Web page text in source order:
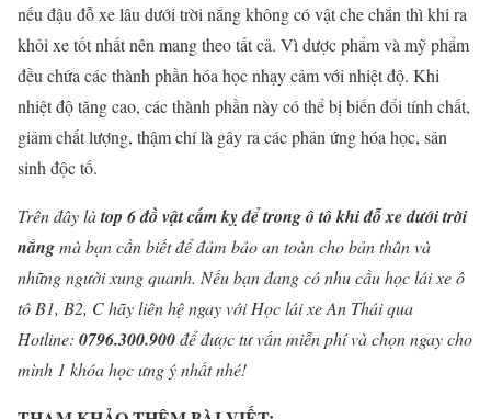
nếu đậu đỗ xe lâu dưới trời nắng không có vật che chắn thì khi ra
khỏi xe tốt nhất nên mang theo tất cả. Vì dược phẩm và mỹ phẩm
đều chứa các thành phần hóa học nhạy cảm với nhiệt độ. Khi
nhiệt độ tăng cao, các thành phần này có thể bị biến đổi tính chất,
giảm chất lượng, thậm chí là gây ra các phản ứng hóa học, sản
sinh độc tố.
Trên đây làtop 6 đồ vật cấm kỵ để trong ô tô khi đỗ xe dưới trời
nắngmà bạn cần biết để đảm bảo an toàn cho bản thân và
những người xung quanh. Nếu bạn đang có nhu cầu học lái xe ô
tô B1, B2, C hãy liên hệ ngay với Học lái xe An Thái qua
Hotline: 0796.300.900để được tư vấn miễn phí và chọn ngay cho
mình 1 khóa học ưng ý nhất nhé!